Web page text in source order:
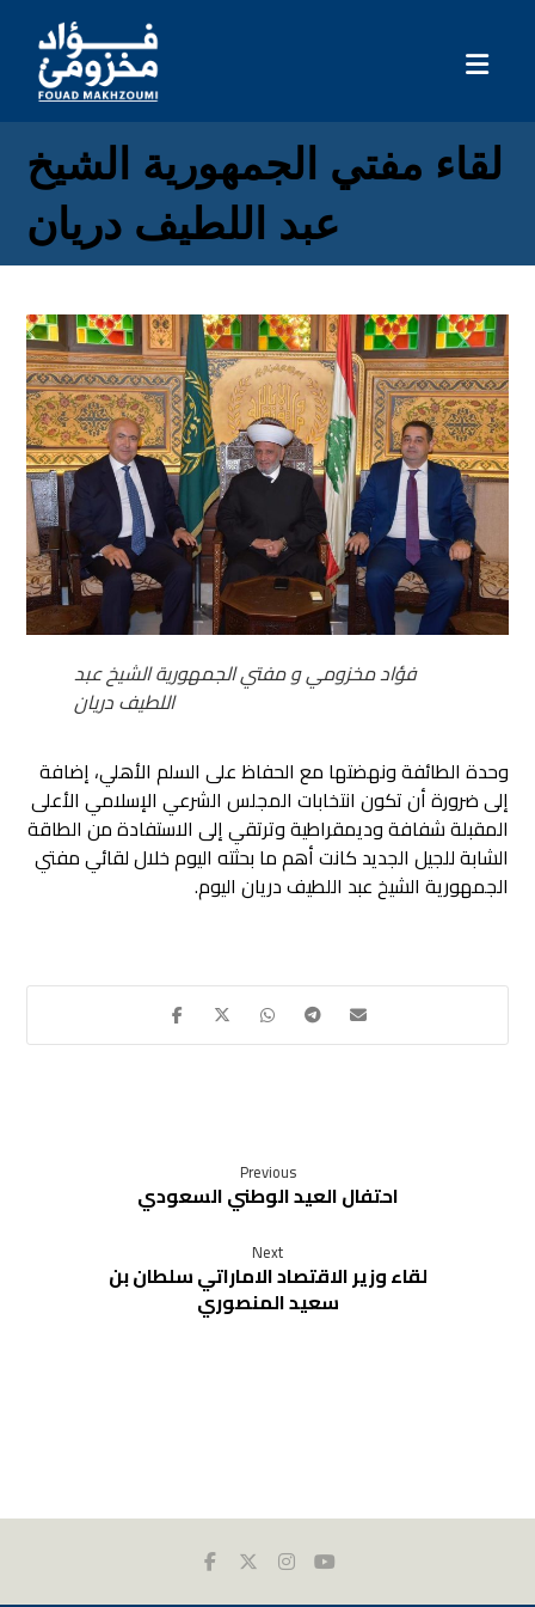
لقاء مفتي الجمهورية الشيخ
عبد اللطيف دريان
فؤاد مخزومي و مفتي الجمهورية الشيخ عبد
اللطيف دريان
وحدة الطائفة ونهضتها مع الحفاظ على السلم الأهلي، إضافة
إلى ضرورة أن تكون انتخابات المجلس الشرعي الإسلامي الأعلى
المقبلة شفافة وديمقراطية وترتقي إلى الاستفادة من الطاقة
الشابة للجيل الجديد كانت أهم ما بحثته اليوم خلال لقائي مفتي
الجمهورية الشيخ عبد اللطيف دريان اليوم.
Previous
احتفال العيد الوطني السعودي
Next
لقاء وزير الاقتصاد الاماراتي سلطان بن
سعيد المنصوري